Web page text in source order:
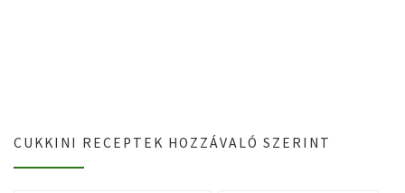
CUKKINI RECEPTEK HOZZÁVALÓ SZERINT